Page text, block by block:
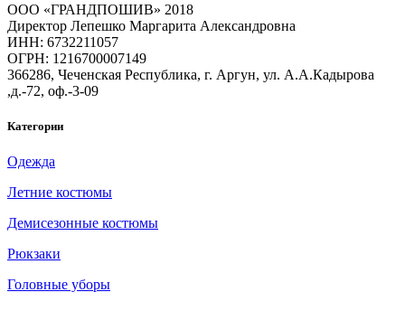
ООО «ГРАНДПОШИВ» 2018
Директор Лепешко Маргарита Александровна
ИНН: 6732211057
ОГРН: 1216700007149
366286, Чеченская Республика, г. Аргун, ул. А.А.Кадырова
,д.-72, оф.-3-09
Категории
Одежда
Летние костюмы
Демисезонные костюмы
Рюкзаки
Головные уборы